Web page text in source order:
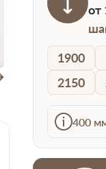
от
1900
2150
400